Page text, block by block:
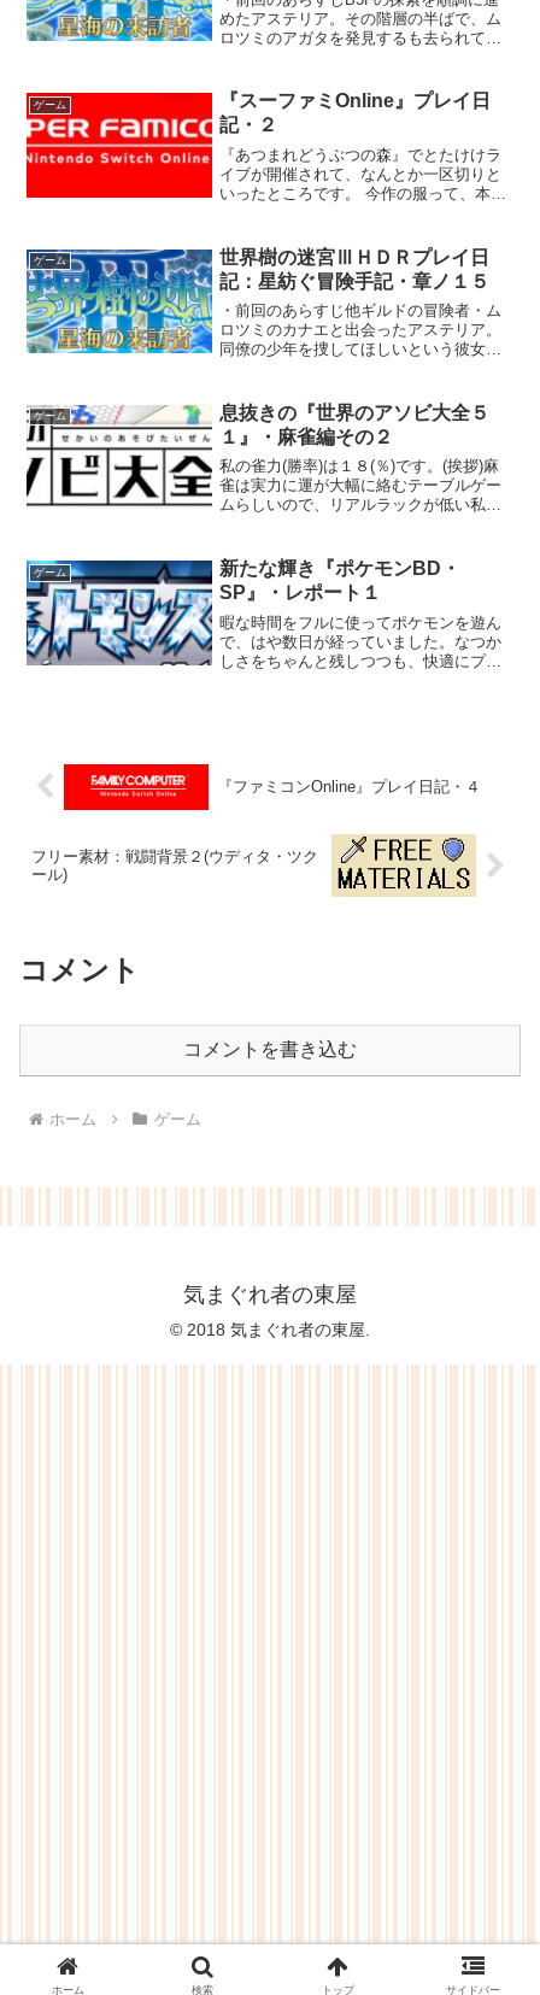
めたアステリア。その階層の半ばで、ム
ロツミのアガタを発見するも去られてし
ね。 橋もたくさん架かっ
てるし」「まずは少し先も...
ゲーム
『スーファミOnline』プレイ日
記・２
『あつまれどうぶつの森』でとたけけラ
イブが開催されて、なんとか一区切りと
いったところです。 今作の服って、本当
あるし･･････。これ、カタログコンプも
う無理なんじゃな...
ゲーム
世界樹の迷宮ⅢＨＤＲプレイ日
記：星紡ぐ冒険手記・章ノ１５
・前回のあらすじ他ギルドの冒険者・ム
ロツミのカナエと出会ったアステリア。
同僚の少年を捜してほしいという彼女の
たが、この空白にもきっと何かがありま
すわね」「あっ、...
ゲーム
息抜きの『世界のアソビ大全５
１』・麻雀編その２
私の雀力(勝率)は１８(％)です。(挨拶)麻
雀は実力に運が大幅に絡むテーブルゲー
ムらしいので、リアルラックが低い私は
うが、下手なりに楽しんで麻雀やってま
す。 今回の自...
ゲーム
新たな輝き『ポケモンBD・
SP』・レポート１
暇な時間をフルに使ってポケモンを遊ん
で、はや数日が経っていました。なつか
しさをちゃんと残しつつも、快適にプレ
『ファミコンOnline』プレイ日記・４
フリー素材：戦闘背景２(ウディタ・ツク
ール)
コメント
コメントを書き込む
ホーム ゲーム
気まぐれ者の東屋
© 2018 気まぐれ者の東屋.
ホーム 検索 トップ サイドバー